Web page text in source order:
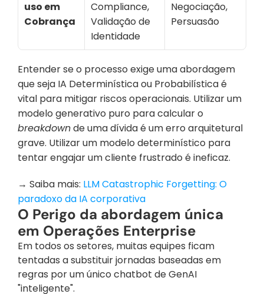
uso em
Cobrança
Compliance,
Validação de
Identidade
Negociação,
Persuasão
Entender se o processo exige uma abordagem
que seja IA Determinística ou Probabilística é
vital para mitigar riscos operacionais. Utilizar um
breakdown de uma dívida é um erro arquitetural
grave. Utilizar um modelo determinístico para
tentar engajar um cliente frustrado é ineficaz.
→ Saiba mais: LLM Catastrophic Forgetting: O
paradoxo da IA corporativa
O Perigo da abordagem única
em Operações Enterprise
Em todos os setores, muitas equipes ficam
tentadas a substituir jornadas baseadas em
regras por um único chatbot de GenAI
"inteligente".